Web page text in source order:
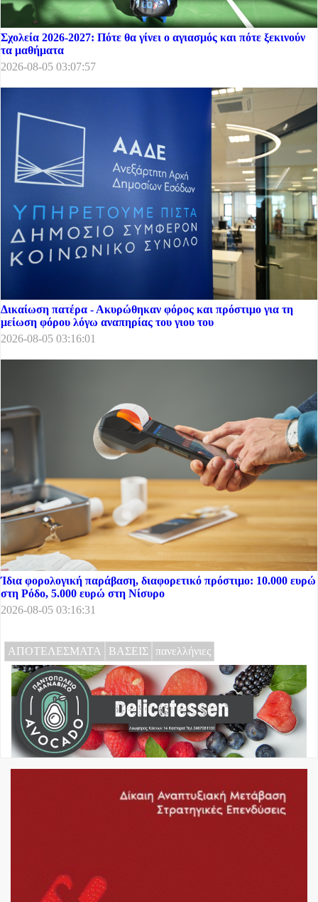
Σχολεία 2026-2027: Πότε θα γίνει ο αγιασμός και πότε ξεκινούν
τα μαθήματα
2026-08-05 03:07:57
Δικαίωση πατέρα - Ακυρώθηκαν φόρος και πρόστιμο για τη
μείωση φόρου λόγω αναπηρίας του γιου του
2026-08-05 03:16:01
Ίδια φορολογική παράβαση, διαφορετικό πρόστιμο: 10.000 ευρώ
στη Ρόδο, 5.000 ευρώ στη Νίσυρο
2026-08-05 03:16:31
ΑΠΟΤΕΛΕΣΜΑΤΑ ΒΑΣΕΙΣ πανελλήνιες